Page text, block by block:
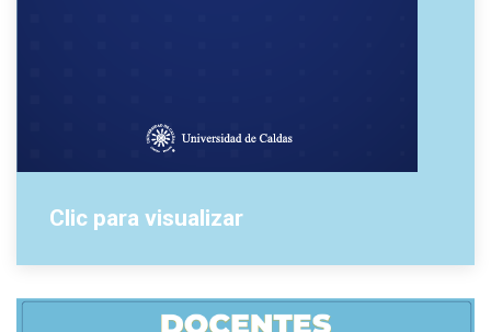
Clic para visualizar